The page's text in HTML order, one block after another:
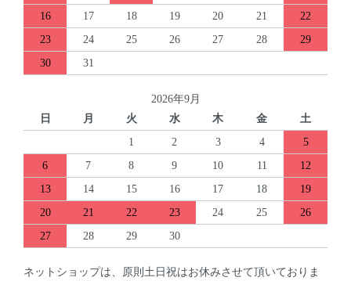
16
17 18 19 20 21
22
23
24 25 26 27 28
29
30
31
2026年9月
日
月 火 水 木 金
土
1
2 3 4
5
6
7 8 9 10 11
12
13
14 15 16 17 18
19
20
21 22 23 24 25
26
27
28 29 30
ネットショップは、原則土日祝はお休みさせて頂いておりま